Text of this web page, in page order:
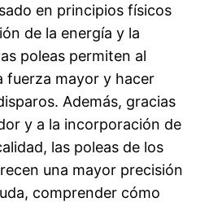
en principios físicos
de la energía y la
poleas permiten al
fuerza mayor y hacer
Además, gracias
y a la incorporación de
las poleas de los
una mayor precisión
comprender cómo